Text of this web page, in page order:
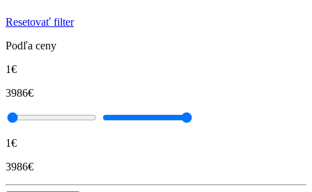
Resetovať filter
Podľa ceny
1€
3986€
1€
3986€